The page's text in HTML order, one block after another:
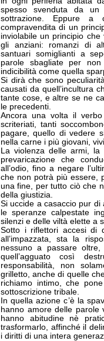
spesso svenduta da
sottrazione. Eppure
compravendita di un
inviolabile un principio
gli anziani: romanzi di
santuari somiglianti a
parole sbagliate per
indicibilità come quella
Si dirà che sono
causati da quell’incultura
tante cose, e altre se ne
le precedenti.
Ancora una volta il
scriteriati, tanti
pagare, quello di vedere
nella carne i più giovani,
La violenza delle armi,
prevaricazione che
all’odio, fino a negare
che non potrà più essere,
una fine, per tutto ciò che
della giustizia.
Si uccide a casaccio pur di
le speranze calpestate
silenzi e delle viltà elette a
Sotto i riflettori accesi di
all’impazzata, sta la
nessuno a passare
quell’agguato così
responsabilità, non
grilletto, anche di quelle
richiamo intimo, che
sottoscrizione tribale.
In quella azione c’è la
hanno amore delle parole
hanno abitudine nè
trasformarlo, affinché il
i diritti di una intera